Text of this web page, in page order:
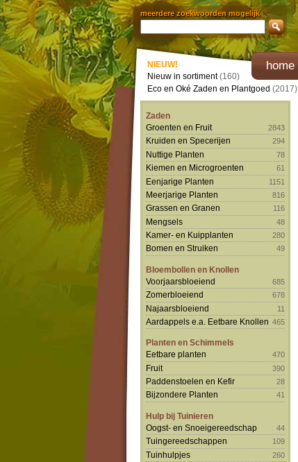
meerdere zoekwoorden mogelijk
home
NIEUW!
Nieuw in sortiment(160)
Eco en Oké Zaden en Plantgoed (2017)
Zaden
Groenten en Fruit
2843
Kruiden en Specerijen 294
Nuttige Planten 78
Kiemen en Microgroenten 61
Eenjarige Planten 1151
Meerjarige Planten 816
Grassen en Granen 116
Mengsels 48
Kamer- en Kuipplanten 280
Bomen en Struiken 49
Bloembollen en Knollen
Voorjaarsbloeiend
685
Zomerbloeiend 678
Najaarsbloeiend 11
Aardappels e.a. Eetbare Knollen 465
Planten en Schimmels
Eetbare planten
470
Fruit 390
Paddenstoelen en Kefir 28
Bijzondere Planten 41
Hulp bij Tuinieren
Oogst- en Snoeigereedschap
44
Tuingereedschappen 109
Tuinhulpjes 260